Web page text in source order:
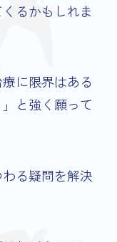
るかもしれま
に限界はある
と強く願って
る疑問を解決